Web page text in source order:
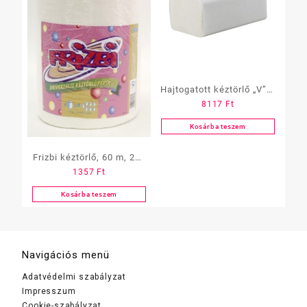
Frizbi kéztörlő, 60 m, 270
lap 225x220mm/lap
1357 Ft
Kosárba teszem
Hajtogatott kéztörlő „V” 2
réteg, hófehér, 20×150
lap, 21,5×21,5 (C.79003)
8117 Ft
Kosárba teszem
Navigációs menü
Adatvédelmi szabályzat
Impresszum